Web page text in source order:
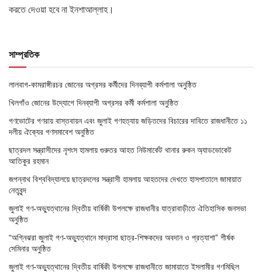
করতে দেওয়া হবে না ইনশাআল্লাহ।
সাম্প্রতিক
লালবাগ-কামরাঙ্গীরচর জোনের অগ্রসর কর্মীদের দিনব্যাপী কর্মশালা অনুষ্ঠিত
খিলগাঁও জোনের উদ্যোগে দিনব্যাপী অগ্রসর কর্মী কর্মশালা অনুষ্ঠিত
গণভোটের গণরায় বাস্তবায়ন এবং জুলাই গণহত্যায় জড়িতদের বিচারের দাবিতে রাজধানীতে ১১
দলীয় ঐক্যের গণসমাবেশ অনুষ্ঠিত
ছাত্রদল সন্ত্রাসীদের নৃশংস হামলায় গুরুতর আহত নিউমার্কেট থানার রুকন অ্যাডভোকেট
আতিকুর রহমান
জগন্নাথ বিশ্ববিদ্যালয়ে ছাত্রদলের সন্ত্রাসী হামলায় আহতদের দেখতে হাসপাতালে জামায়াত
নেতৃবৃন্দ
জুলাই গণ-অভ্যুত্থানের দ্বিতীয় বার্ষিকী উপলক্ষে রাজধানীর যাত্রাবাড়ীতে ঐতিহাসিক জনসভা
অনুষ্ঠিত
“অগ্নিঝরা জুলাই গণ-অভ্যুত্থানে মাদ্রাসা ছাত্র-শিক্ষকদের অবদান ও প্রত্যাশা” শীর্ষক
সেমিনার অনুষ্ঠিত
জুলাই গণ-অভ্যুত্থানের দ্বিতীয় বার্ষিকী উপলক্ষে রাজধানীতে জামায়াতে ইসলামীর গণমিছিল